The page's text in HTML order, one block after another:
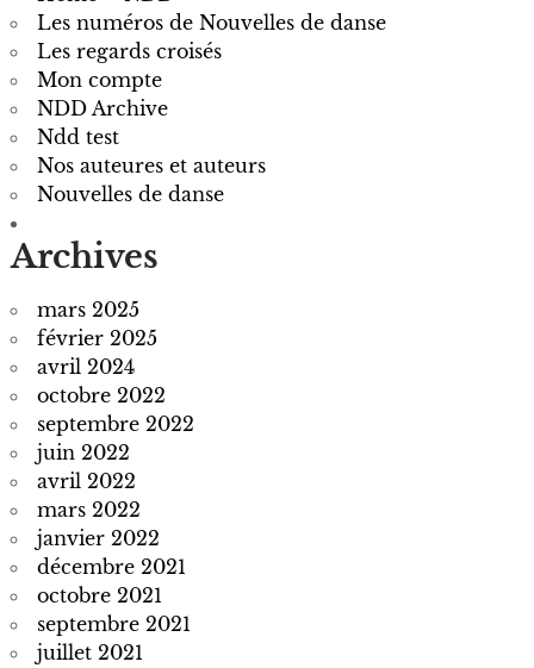
Les numéros de Nouvelles de danse
Les regards croisés
Mon compte
NDD Archive
Ndd test
Nos auteures et auteurs
Nouvelles de danse
Archives
mars 2025
février 2025
avril 2024
octobre 2022
septembre 2022
juin 2022
avril 2022
mars 2022
janvier 2022
décembre 2021
octobre 2021
septembre 2021
juillet 2021